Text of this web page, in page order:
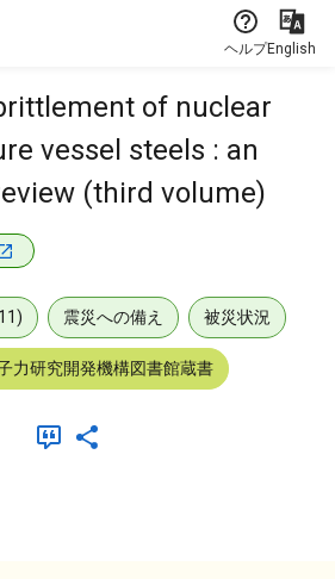
ヘルプEnglish
of nuclear
vessel steels : an
(third volume)
震災への備え 被災状況
力研究開発機構図書館蔵書